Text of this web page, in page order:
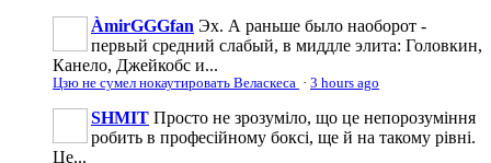
ÀmirGGGfan Эх. А раньше было наоборот -
первый средний слабый, в миддле элита: Головкин,
Канело, Джейкобс и...
Цзю не сумел нокаутировать Веласкеса · 3 hours ago
SHMIT Просто не зрозуміло, що це непорозуміння
робить в професійному боксі, ще й на такому рівні.
Це...